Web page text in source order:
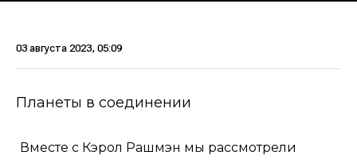
03 августа 2023, 05:09
Планеты в соединении
Вместе с Кэрол Рашмэн мы рассмотрели